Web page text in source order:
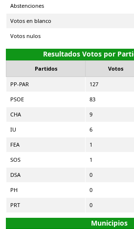
Abstenciones
Votos en blanco
Votos nulos
Resultados Votos por
Partidos Votos
PP-PAR 127
PSOE 83
CHA 9
IU 6
FEA 1
SOS 1
DSA 0
PH 0
PRT 0
Municipios